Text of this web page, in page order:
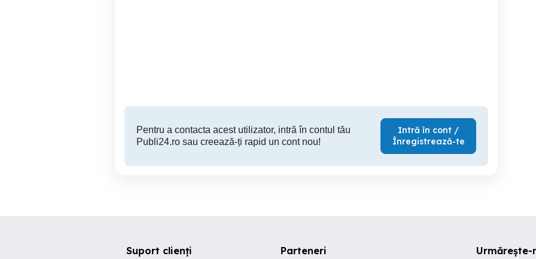
Pentru a contacta acest utilizator, intră în contul tău
Publi24.ro sau creează-ți rapid un cont nou!
Intră în cont /
Înregistrează-te
Urmărește-
Suport clienți Parteneri